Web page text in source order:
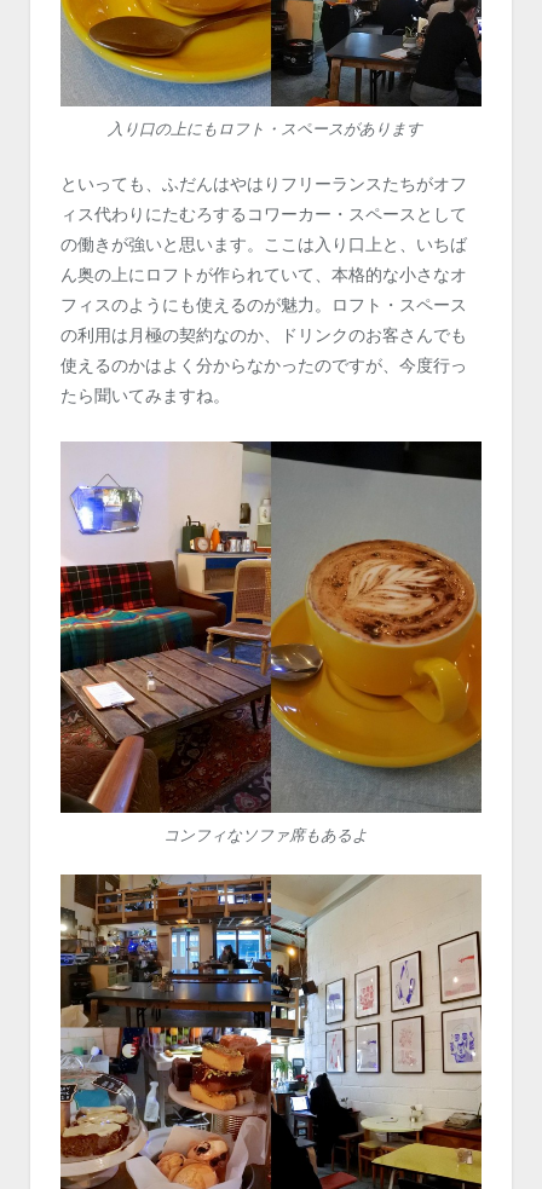
入り口の上にもロフト・スペースがあります
といっても、ふだんはやはりフリーランスたちがオフ
ィス代わりにたむろするコワーカー・スペースとして
の働きが強いと思います。ここは入り口上と、いちば
ん奥の上にロフトが作られていて、本格的な小さなオ
フィスのようにも使えるのが魅力。ロフト・スペース
の利用は月極の契約なのか、ドリンクのお客さんでも
使えるのかはよく分からなかったのですが、今度行っ
たら聞いてみますね。
コンフィなソファ席もあるよ